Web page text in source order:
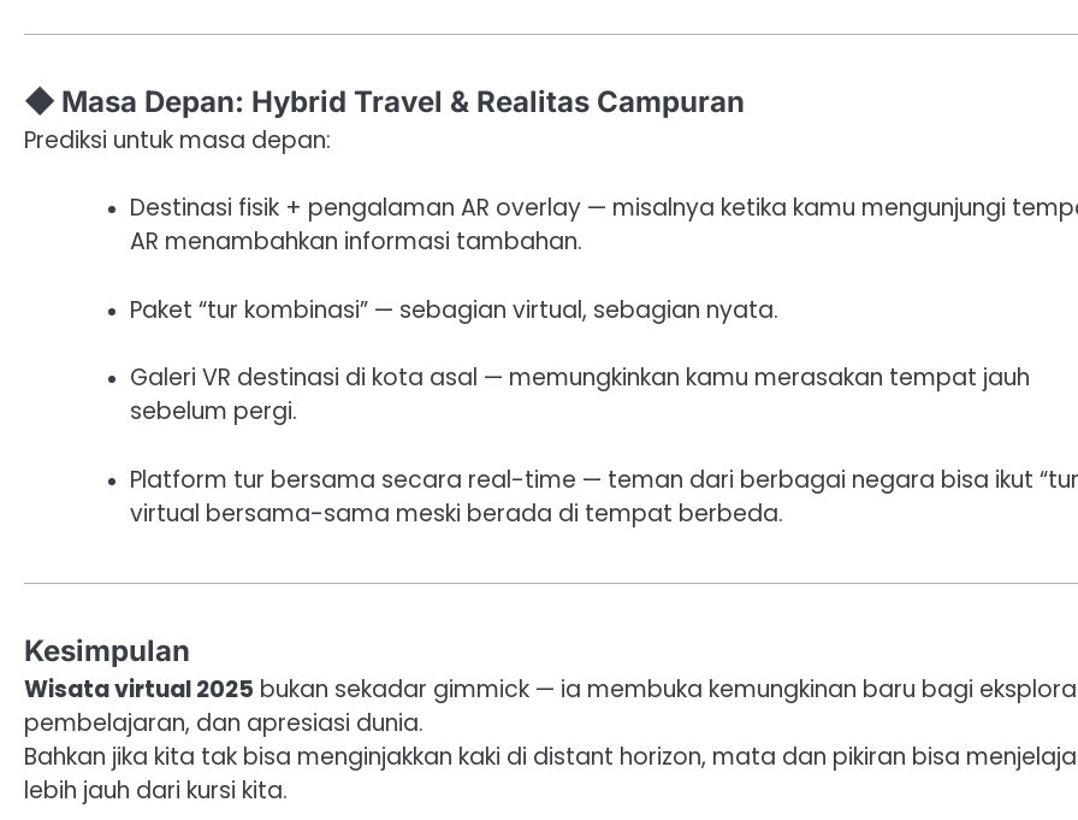
◆ Masa Depan: Hybrid Travel & Realitas Campuran
Prediksi untuk masa depan:
Destinasi fisik + pengalaman AR overlay — misalnya ketika kamu mengunjungi
AR menambahkan informasi tambahan.
Paket “tur kombinasi” — sebagian virtual, sebagian nyata.
Galeri VR destinasi di kota asal — memungkinkan kamu merasakan tempat jauh
sebelum pergi.
Platform tur bersama secara real-time — teman dari berbagai negara bisa ikut
virtual bersama-sama meski berada di tempat berbeda.
Kesimpulan
Wisata virtual 2025 bukan sekadar gimmick — ia membuka kemungkinan baru bagi
pembelajaran, dan apresiasi dunia.
Bahkan jika kita tak bisa menginjakkan kaki di distant horizon, mata dan pikiran bisa
lebih jauh dari kursi kita.